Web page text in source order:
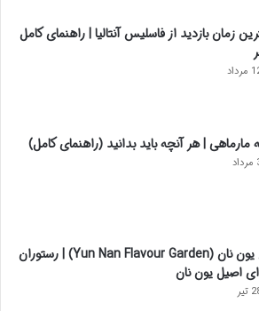
زمان بازدید از فاسلیس آنتالیا | راهنمای کامل
مارماهی | هر آنچه باید بدانید (راهنمای کامل)
باغ یون نان (Yun Nan Flavour Garden) | رستوران
اصیل یون نان